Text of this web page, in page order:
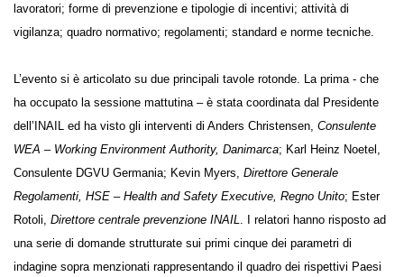
formazione e informazione dei lavoratori; forme di prevenzione e
tipologie di incentivi; attività di vigilanza; quadro normativo;
L’evento si è articolato su due principali tavole rotonde. La prima - che
ha occupato la sessione mattutina – è stata coordinata dal Presidente
dell’INAIL ed ha visto gli interventi di Anders Christensen,Consulente
WEA – Working Environment Authority, Danimarca; Karl Heinz Noetel,
Consulente DGVU Germania; Kevin Myers,Direttore Generale
Regolamenti, HSE – Health and Safety Executive, Regno Unito; Ester
Rotoli,Direttore centrale prevenzione INAIL. I relatori hanno risposto
ad una serie di domande strutturate sui primi cinque dei parametri di